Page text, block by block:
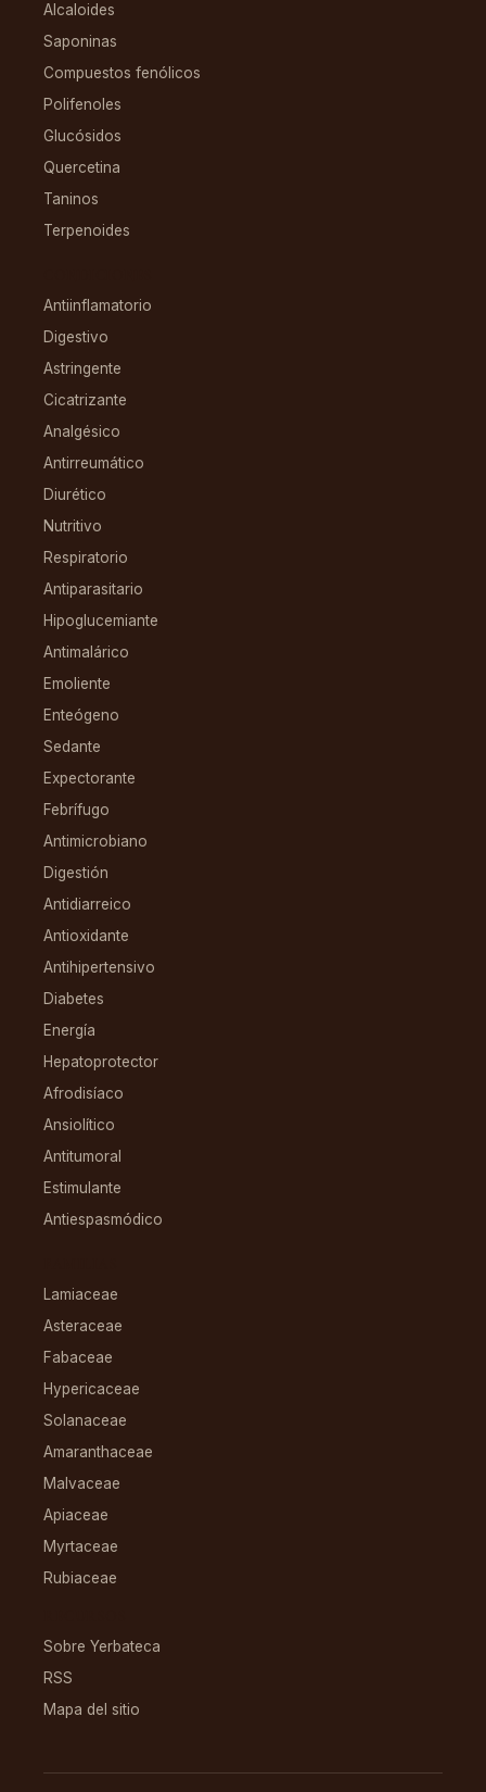
Alcaloides
Saponinas
Compuestos fenólicos
Polifenoles
Glucósidos
Quercetina
Taninos
Terpenoides
Antiinflamatorio
Digestivo
Astringente
Cicatrizante
Analgésico
Antirreumático
Diurético
Nutritivo
Respiratorio
Antiparasitario
Hipoglucemiante
Antimalárico
Emoliente
Enteógeno
Sedante
Expectorante
Febrífugo
Antimicrobiano
Digestión
Antidiarreico
Antioxidante
Antihipertensivo
Diabetes
Energía
Hepatoprotector
Afrodisíaco
Ansiolítico
Antitumoral
Estimulante
Antiespasmódico
Lamiaceae
Asteraceae
Fabaceae
Hypericaceae
Solanaceae
Amaranthaceae
Malvaceae
Apiaceae
Myrtaceae
Rubiaceae
Sobre Yerbateca
RSS
Mapa del sitio